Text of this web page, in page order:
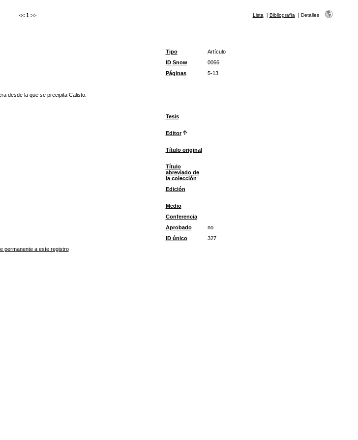
<< 1 >> Lista | Bibliografía | Detalles
Tipo
Artículo
ID Snow
0066
Páginas
5-13
desde la que se precipita Calisto.
Tesis
Editor
Título original
Título
abreviado de
la colección
Edición
Medio
Conferencia
Aprobado
no
ID único
327
permanente a este registro